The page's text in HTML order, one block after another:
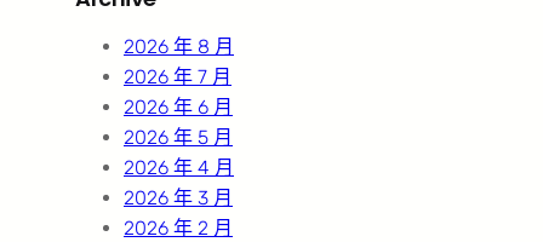
2026 年 8 月
2026 年 7 月
2026 年 6 月
2026 年 5 月
2026 年 4 月
2026 年 3 月
2026 年 2 月